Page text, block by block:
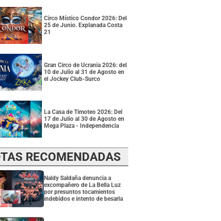
Circo Místico Condor 2026: Del
25 de Junio. Explanada Costa
21
Gran Circo de Ucrania 2026: del
10 de Julio al 31 de Agosto en
el Jockey Club-Surco
La Casa de Timoteo 2026: Del
17 de Julio al 30 de Agosto en
Mega Plaza - Independencia
RECOMENDADAS
Naldy Saldaña denuncia a
excompañero de La Bella Luz
por presuntos tocamientos
indebidos e intento de besarla